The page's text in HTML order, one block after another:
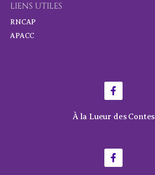
LIENS UTILES
RNCAP
APACC
À la Lueur des Contes